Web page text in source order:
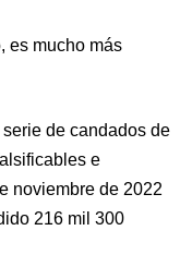
es mucho más
de candados de
e
noviembre de 2022
216 mil 300